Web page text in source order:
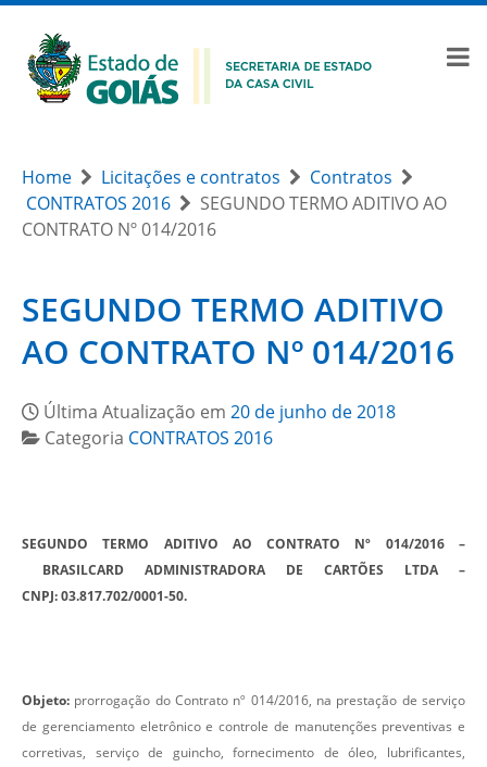
Home Licitações e contratos
Contratos
CONTRATOS 2016
SEGUNDO TERMO ADITIVO AO
CONTRATO Nº 014/2016
SEGUNDO TERMO ADITIVO
AO CONTRATO Nº 014/2016
Última Atualização em 20 de junho de 2018
Categoria CONTRATOS 2016
SEGUNDO TERMO ADITIVO AO CONTRATO Nº 014/2016 –
BRASILCARD ADMINISTRADORA DE CARTÕES LTDA –
CNPJ:03.817.702/0001-50.
Objeto: prorrogação do Contrato nº 014/2016, na prestação de serviço
de gerenciamento eletrônico e controle de manutenções preventivas e
corretivas, serviço de guincho, fornecimento de óleo, lubrificantes,